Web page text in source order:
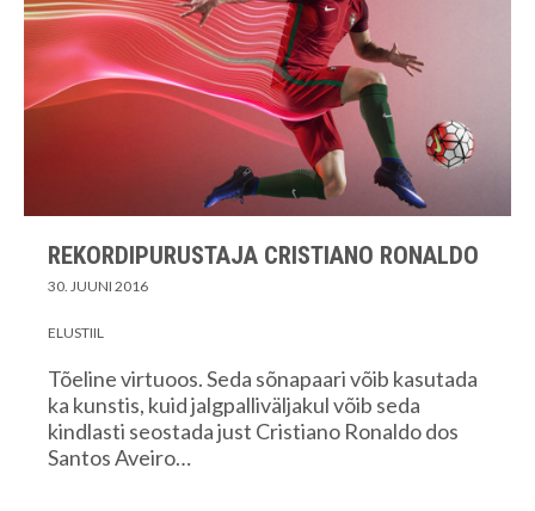
REKORDIPURUSTAJA CRISTIANO RONALDO
30. JUUNI 2016
ELUSTIIL
Tõeline virtuoos. Seda sõnapaari võib kasutada
ka kunstis, kuid jalgpalliväljakul võib seda
kindlasti seostada just Cristiano Ronaldo dos
Santos Aveiro…